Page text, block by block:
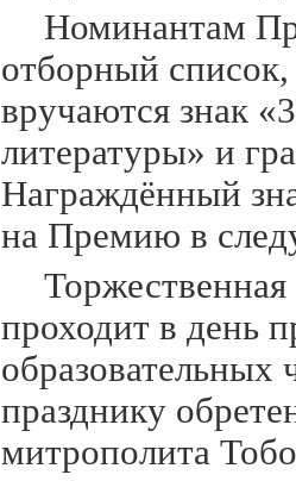
Номинантам
отборный
вручаются знак
литературы» и
Награждённый
на Премию в
проходит в день
празднику
митрополита